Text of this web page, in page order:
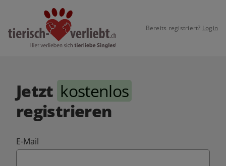
Bereits registriert? Login
Jetzt kostenlos
registrieren
E-Mail